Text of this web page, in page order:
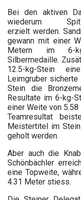
Bei den aktiven
wiederum
erzielt werden.
gewann mit einer
Metern im 6-
Silbermedaille.
12.5-kg-Stein
Leimgruber
Stein die
Resultate im 6-kg-
einer Weite von
Teamresultat
Meistertitel im
geholt werden.
Aber auch die
Schönbächler
eine Topweite,
4.31 Meter stiess.